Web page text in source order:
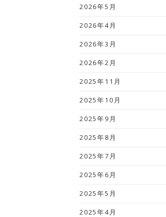
2026年5月
2026年4月
2026年3月
2026年2月
2025年11月
2025年10月
2025年9月
2025年8月
2025年7月
2025年6月
2025年5月
2025年4月